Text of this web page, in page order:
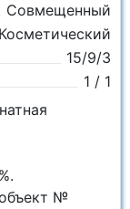
Совмещенный
Косметический
15/9/3
1 / 1
№